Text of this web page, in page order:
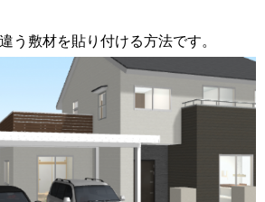
う敷材を貼り付ける方法です。